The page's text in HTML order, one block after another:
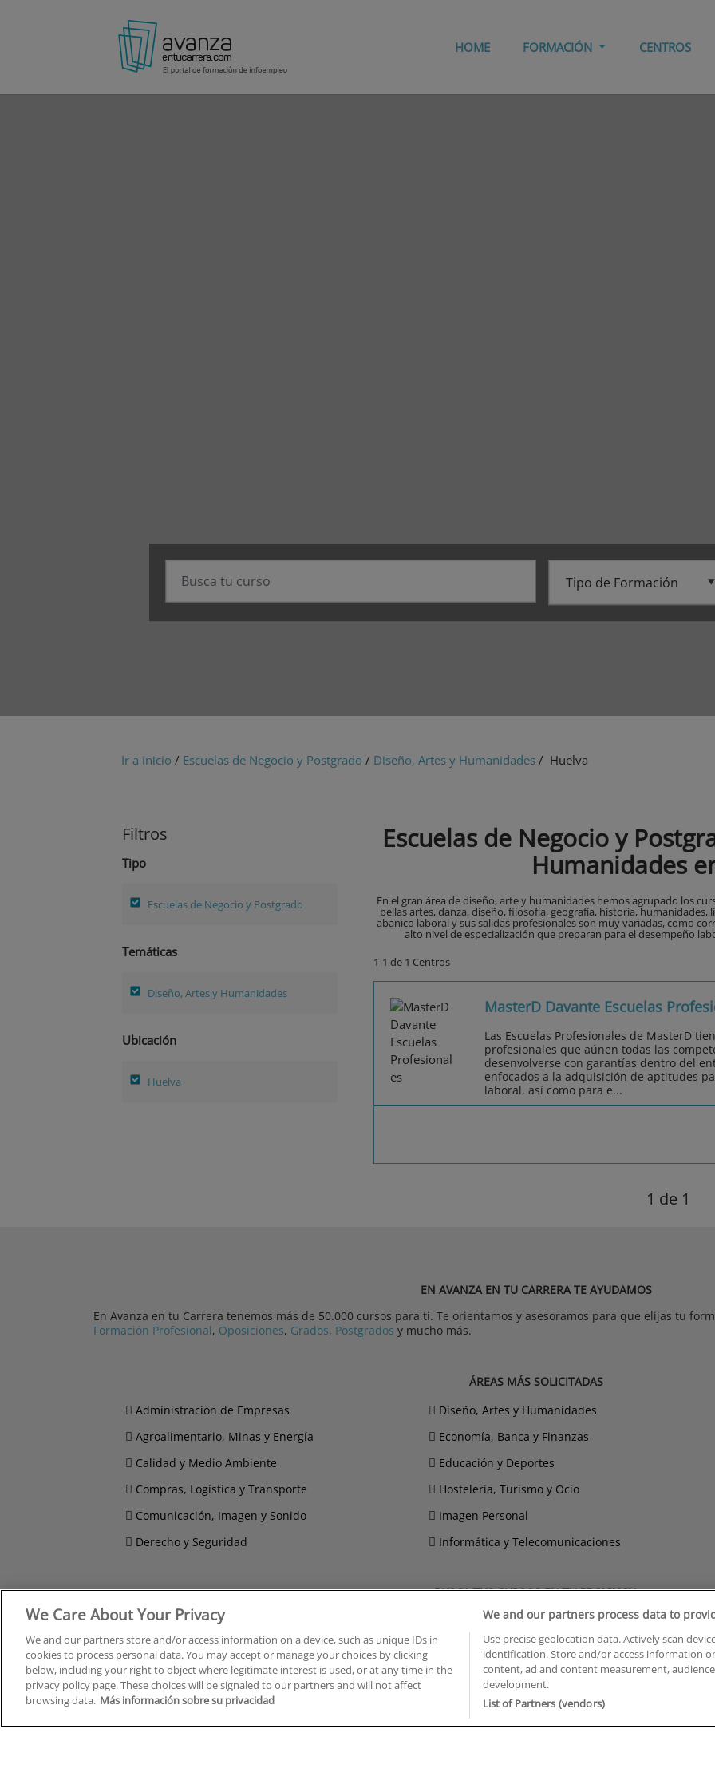
HOME FORMACIÓN CENTROS
Ir a inicio / Escuelas de Negocio y Postgrado / Diseño, Artes y Humanidades / Huelva
Filtros
Tipo
Escuelas de Negocio y Postgrado
Temáticas
Diseño, Artes y Humanidades
Ubicación
Huelva
Escuelas de Negocio y
Humanidades
En el gran área de diseño, arte y humanidades hemos agrupado los
bellas artes, danza, diseño, filosofía, geografía, historia,
abanico laboral y sus salidas profesionales son muy variadas, como
alto nivel de especialización que preparan para el desempeño
1-1 de 1 Centros
MasterD Davante Escuelas
Las Escuelas Profesionales de MasterD
profesionales que aúnen todas las
desenvolverse con garantías dentro del
enfocados a la adquisición de aptitudes
laboral, así como para e...
1 de 1
EN AVANZA EN TU CARRERA TE AYUDAMOS
En Avanza en tu Carrera tenemos más de 50.000 cursos para ti. Te orientamos y asesoramos para que elijas tu
Formación Profesional, Oposiciones, Grados, Postgrados y mucho más.
ÁREAS MÁS SOLICITADAS
Administración de Empresas
Agroalimentario, Minas y Energía
Calidad y Medio Ambiente
Compras, Logística y Transporte
Comunicación, Imagen y Sonido
Derecho y Seguridad
Diseño, Artes y Humanidades
Economía, Banca y Finanzas
Educación y Deportes
Hostelería, Turismo y Ocio
Imagen Personal
Informática y Telecomunicaciones
BUSCA TUS CURSOS EN TU PROVINCIA
Cursos en A Coruña
Cursos en Albacete
Cursos en Alicante
Cursos en Almería
Cursos en Araba/Álava
Cursos en Badajoz
Cursos en Ciudad Real
Cursos en Cáceres
Cursos en Cádiz
Cursos en Córdoba
Cursos en Girona
Cursos en La Rioja
Cursos en Las Palmas
Cursos en León
Cursos en Lleida
Cursos en Madrid
Cursos en Murcia
Cursos en Málaga
We Care About Your Privacy
We and our partners store and/or access information on a device, such as unique IDs in
cookies to process personal data. You may accept or manage your choices by clicking
below, including your right to object where legitimate interest is used, or at any time in the
privacy policy page. These choices will be signaled to our partners and will not affect
browsing data. Más información sobre su privacidad
We and our partners process data to
Use precise geolocation data. Actively scan
identification. Store and/or access information
content, ad and content measurement,
development.
List of Partners (vendors)